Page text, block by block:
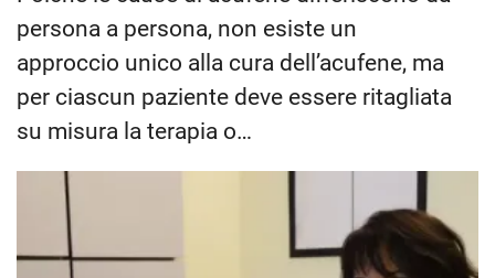
persona a persona, non esiste un
approccio unico alla cura dell’acufene, ma
per ciascun paziente deve essere ritagliata
su misura la terapia o…